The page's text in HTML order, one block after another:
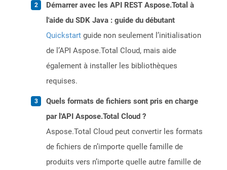
Démarrer avec les API REST Aspose.Total à
l'aide du SDK Java : guide du débutant
Quickstart guide non seulement l’initialisation
de l’API Aspose.Total Cloud, mais aide
également à installer les bibliothèques
requises.
Quels formats de fichiers sont pris en charge
par l'API Aspose.Total Cloud ?
Aspose.Total Cloud peut convertir les formats
de fichiers de n’importe quelle famille de
produits vers n’importe quelle autre famille de